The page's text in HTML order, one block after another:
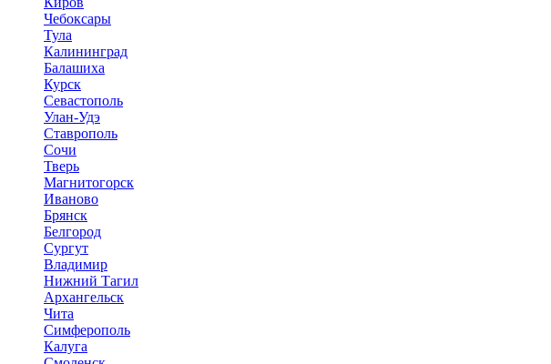
Чебоксары
Тула
Калининград
Балашиха
Курск
Севастополь
Улан-Удэ
Ставрополь
Сочи
Тверь
Магнитогорск
Иваново
Брянск
Белгород
Сургут
Владимир
Нижний Тагил
Архангельск
Чита
Симферополь
Калуга